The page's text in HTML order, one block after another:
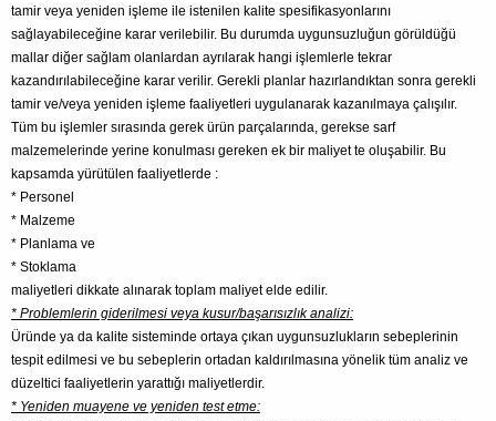
tamir veya yeniden işleme ile istenilen kalite spesifikasyonlarını
sağlayabileceğine karar verilebilir. Bu durumda uygunsuzluğun görüldüğü
mallar diğer sağlam olanlardan ayrılarak hangi işlemlerle tekrar
kazandırılabileceğine karar verilir. Gerekli planlar hazırlandıktan sonra gerekli
tamir ve/veya yeniden işleme faaliyetleri uygulanarak kazanılmaya çalışılır.
Tüm bu işlemler sırasında gerek ürün parçalarında, gerekse sarf
malzemelerinde yerine konulması gereken ek bir maliyet te oluşabilir. Bu
kapsamda yürütülen faaliyetlerde :
* Personel
* Malzeme
* Planlama ve
* Stoklama
maliyetleri dikkate alınarak toplam maliyet elde edilir.
* Problemlerin giderilmesi veya kusur/başarısızlık analizi:
Üründe ya da kalite sisteminde ortaya çıkan uygunsuzlukların sebeplerinin
tespit edilmesi ve bu sebeplerin ortadan kaldırılmasına yönelik tüm analiz ve
düzeltici faaliyetlerin yarattığı maliyetlerdir.
* Yeniden muayene ve yeniden test etme: